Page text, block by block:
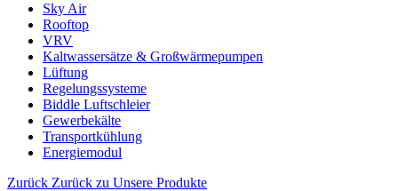
Sky Air
Rooftop
VRV
Kaltwassersätze & Großwärmepumpen
Lüftung
Regelungssysteme
Biddle Luftschleier
Gewerbekälte
Transportkühlung
Energiemodul
Zurück Zurück zu Unsere Produkte